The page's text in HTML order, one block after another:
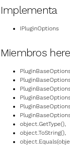
Implementa
IPluginOptions
Miembros
object.GetType(),
object.ToString(),